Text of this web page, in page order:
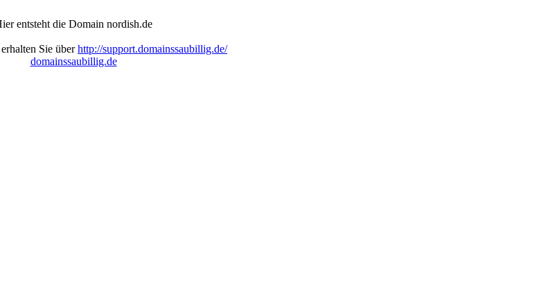
entsteht die Domain nordish.de
Sie überhttp://support.domainssaubillig.de/
domainssaubillig.de